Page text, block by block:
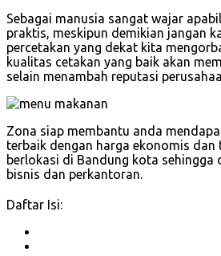
Sebagai manusia sangat wajar
praktis, meskipun demikian jangan
percetakan yang dekat kita
kualitas cetakan yang baik akan
selain menambah reputasi
Zona siap membantu anda
terbaik dengan harga ekonomis dan
berlokasi di Bandung kota sehingga
bisnis dan perkantoran.
Daftar Isi: